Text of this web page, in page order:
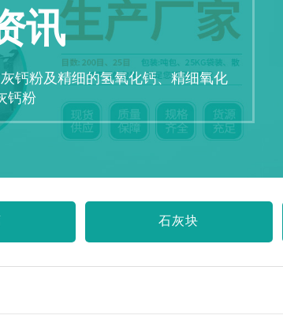
讯
钙粉及精细的氢氧化钙、精细氧化
钙粉
石灰块